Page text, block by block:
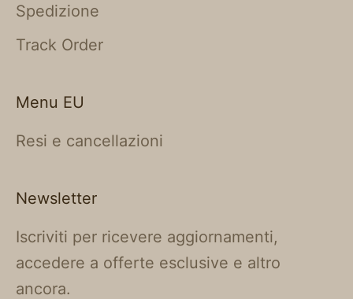
Spedizione
Track Order
Menu EU
Resi e cancellazioni
Newsletter
Iscriviti per ricevere aggiornamenti,
accedere a offerte esclusive e altro
ancora.